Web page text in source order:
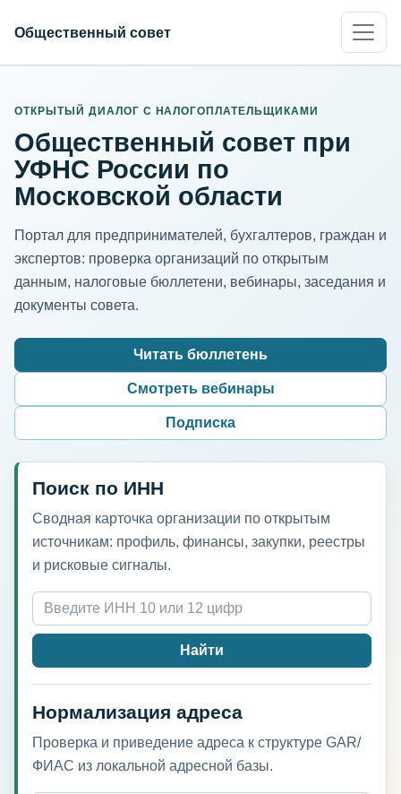
Общественный совет
ОТКРЫТЫЙ ДИАЛОГ С НАЛОГОПЛАТЕЛЬЩИКАМИ
Общественный совет при
УФНС России по
Московской области
Портал для предпринимателей, бухгалтеров, граждан и
экспертов: проверка организаций по открытым
данным, налоговые бюллетени, вебинары, заседания и
документы совета.
Читать бюллетень
Смотреть вебинары
Подписка
Поиск по ИНН
Сводная карточка организации по открытым
источникам: профиль, финансы, закупки, реестры
и рисковые сигналы.
ИНН организации
Найти
Нормализация адреса
Проверка и приведение адреса к структуре GAR/
ФИАС из локальной адресной базы.
Адрес для нормализации